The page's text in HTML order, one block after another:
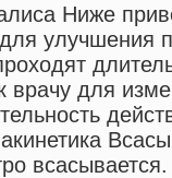
Ниже
улучшения
врачу для